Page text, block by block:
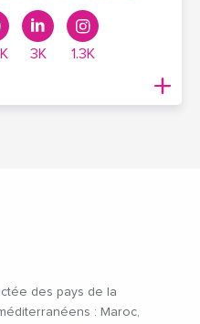
3K 1.3K
des pays de la
: Maroc,